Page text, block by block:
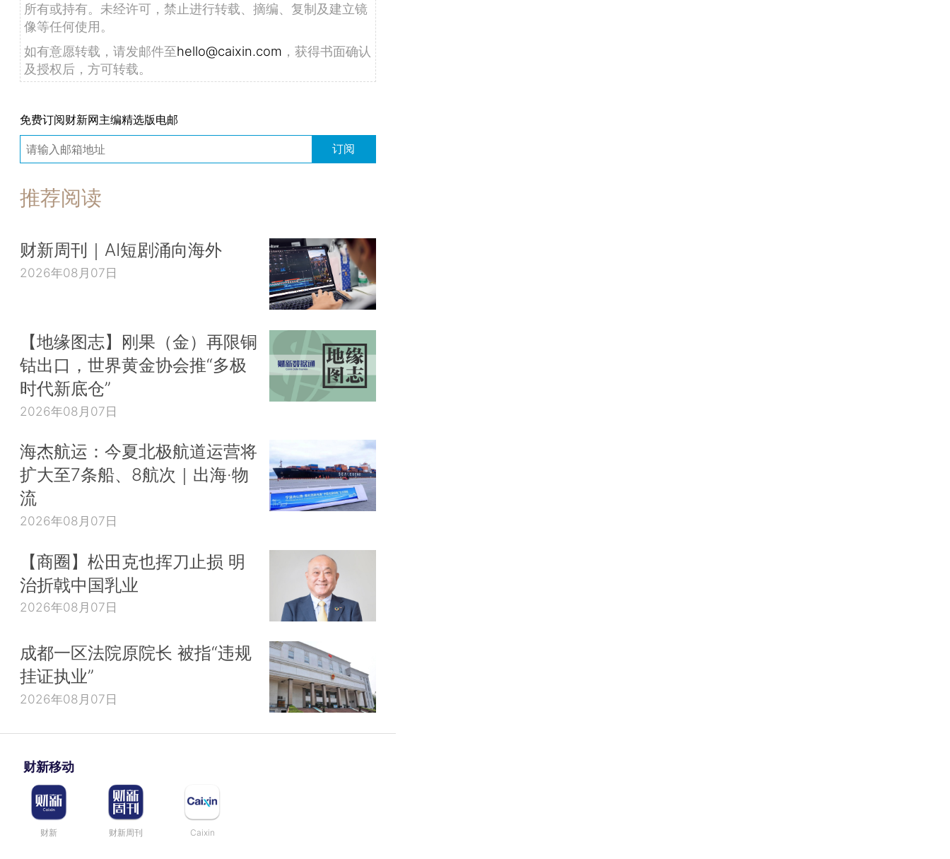
所有或持有。未经许可，禁止进行转载、摘编、复制及建立镜
像等任何使用。
如有意愿转载，请发邮件至hello@caixin.com ，获得书面确认
及授权后，方可转载。
免费订阅财新网主编精选版电邮
订阅
推荐阅读
财新周刊｜AI短剧涌向海外
2026年08月07日
【地缘图志】刚果（金）再限铜
钴出口，世界黄金协会推“多极
时代新底仓”
2026年08月07日
海杰航运：今夏北极航道运营将
扩大至7条船、8航次｜出海·物
流
2026年08月07日
【商圈】松田克也挥刀止损 明
治折戟中国乳业
2026年08月07日
成都一区法院原院长 被指“违规
挂证执业”
2026年08月07日
财新移动
财新 财新周刊 Caixin